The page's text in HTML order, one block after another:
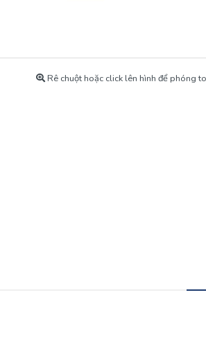
Thuốc & Chế Phẩm
Tép Cảnh Và Cá Cảnh
Rê chuột hoặc click lên hình để phóng to